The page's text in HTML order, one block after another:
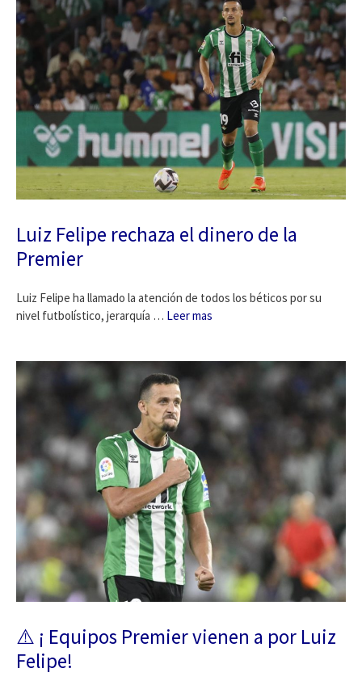
Luiz Felipe rechaza el dinero de la
Premier
Luiz Felipe ha llamado la atención de todos los béticos por su
nivel futbolístico, jerarquía … Leer mas
⚠️ ¡ Equipos Premier vienen a por Luiz
Felipe!